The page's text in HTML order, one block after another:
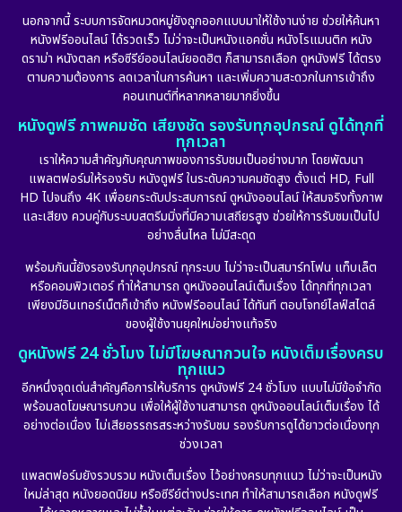
นอกจากนี้ ระบบการจัดหมวดหมู่ยังถูกออกแบบมาให้ใช้งานง่าย ช่วยให้ค้นหา
หนังฟรีออนไลน์ ได้รวดเร็ว ไม่ว่าจะเป็นหนังแอคชั่น หนังโรแมนติก หนัง
ดราม่า หนังตลก หรือซีรีย์ออนไลน์ยอดฮิต ก็สามารถเลือก ดูหนังฟรี ได้ตรง
ตามความต้องการ ลดเวลาในการค้นหา และเพิ่มความสะดวกในการเข้าถึง
คอนเทนต์ที่หลากหลายมากยิ่งขึ้น
หนังดูฟรี ภาพคมชัด เสียงชัด รองรับทุกอุปกรณ์ ดูได้ทุกที่
ทุกเวลา
เราให้ความสำคัญกับคุณภาพของการรับชมเป็นอย่างมาก โดยพัฒนา
แพลตฟอร์มให้รองรับ หนังดูฟรี ในระดับความคมชัดสูง ตั้งแต่ HD, Full
HD ไปจนถึง 4K เพื่อยกระดับประสบการณ์ ดูหนังออนไลน์ ให้สมจริงทั้งภาพ
และเสียง ควบคู่กับระบบสตรีมมิ่งที่มีความเสถียรสูง ช่วยให้การรับชมเป็นไป
อย่างลื่นไหล ไม่มีสะดุด
พร้อมกันนี้ยังรองรับทุกอุปกรณ์ ทุกระบบ ไม่ว่าจะเป็นสมาร์ทโฟน แท็บเล็ต
หรือคอมพิวเตอร์ ทำให้สามารถ ดูหนังออนไลน์เต็มเรื่อง ได้ทุกที่ทุกเวลา
เพียงมีอินเทอร์เน็ตก็เข้าถึง หนังฟรีออนไลน์ ได้ทันที ตอบโจทย์ไลฟ์สไตล์
ของผู้ใช้งานยุคใหม่อย่างแท้จริง
ดูหนังฟรี 24 ชั่วโมง ไม่มีโฆษณากวนใจ หนังเต็มเรื่องครบ
ทุกแนว
อีกหนึ่งจุดเด่นสำคัญคือการให้บริการ ดูหนังฟรี 24 ชั่วโมง แบบไม่มีข้อจำกัด
พร้อมลดโฆษณารบกวน เพื่อให้ผู้ใช้งานสามารถ ดูหนังออนไลน์เต็มเรื่อง ได้
อย่างต่อเนื่อง ไม่เสียอรรถรสระหว่างรับชม รองรับการดูได้ยาวต่อเนื่องทุก
ช่วงเวลา
แพลตฟอร์มยังรวบรวม หนังเต็มเรื่อง ไว้อย่างครบทุกแนว ไม่ว่าจะเป็นหนัง
ใหม่ล่าสุด หนังยอดนิยม หรือซีรีย์ต่างประเทศ ทำให้สามารถเลือก หนังดูฟรี